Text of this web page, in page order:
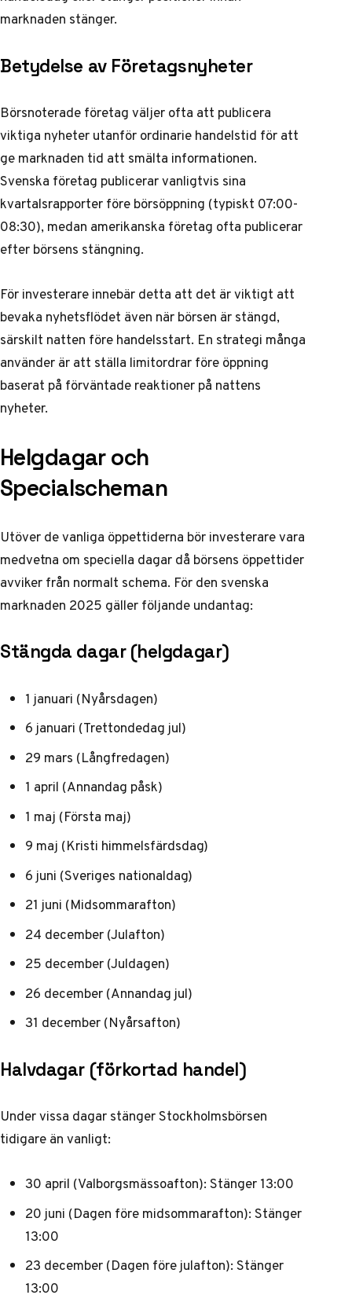
marknaden stänger.
Betydelse av Företagsnyheter
Börsnoterade företag väljer ofta att publicera
viktiga nyheter utanför ordinarie handelstid för att
ge marknaden tid att smälta informationen.
Svenska företag publicerar vanligtvis sina
kvartalsrapporter före börsöppning (typiskt 07:00-
08:30), medan amerikanska företag ofta publicerar
efter börsens stängning.
För investerare innebär detta att det är viktigt att
bevaka nyhetsflödet även när börsen är stängd,
särskilt natten före handelsstart. En strategi många
använder är att ställa limitordrar före öppning
baserat på förväntade reaktioner på nattens
nyheter.
Helgdagar och
Specialscheman
Utöver de vanliga öppettiderna bör investerare vara
medvetna om speciella dagar då börsens öppettider
avviker från normalt schema. För den svenska
marknaden 2025 gäller följande undantag:
Stängda dagar (helgdagar)
1 januari (Nyårsdagen)
6 januari (Trettondedag jul)
29 mars (Långfredagen)
1 april (Annandag påsk)
1 maj (Första maj)
9 maj (Kristi himmelsfärdsdag)
6 juni (Sveriges nationaldag)
21 juni (Midsommarafton)
24 december (Julafton)
25 december (Juldagen)
26 december (Annandag jul)
31 december (Nyårsafton)
Halvdagar (förkortad handel)
Under vissa dagar stänger Stockholmsbörsen
tidigare än vanligt:
30 april (Valborgsmässoafton): Stänger 13:00
20 juni (Dagen före midsommarafton): Stänger
13:00
23 december (Dagen före julafton): Stänger
13:00